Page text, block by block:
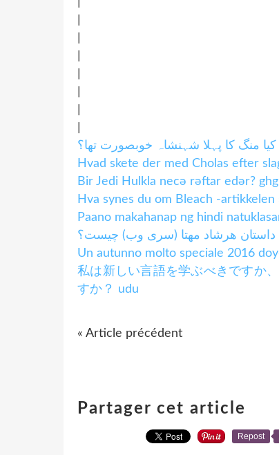
Hvad skete der med Cholas efter
Bir Jedi Hulkla necə rəftar edər? ghg
Hva synes du om Bleach -artikkelen
Paano makahanap ng hindi
Un autunno molto speciale 2016
私は新しい言語を学ぶべきですか
すか？ udu
« Article précédent
Partager cet article
Repost